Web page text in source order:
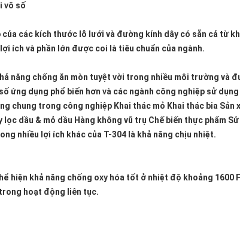
vô số
của các kích thước lỗ lưới và đường kính dây có sẵn cả từ
lợi ích và phần lớn được coi là tiêu chuẩn của ngành.
năng chống ăn mòn tuyệt vời trong nhiều môi trường và
ứng dụng phổ biến hơn và các ngành công nghiệp sử
chung trong công nghiệp Khai thác mỏ Khai thác bia
lọc dầu & mỏ dầu Hàng không vũ trụ Chế biến thực phẩm
nhiều lợi ích khác của T-304 là khả năng chịu nhiệt.
hiện khả năng chống oxy hóa tốt ở nhiệt độ khoảng 1600
hoạt động liên tục.